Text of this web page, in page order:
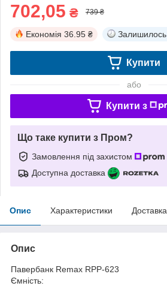
702,05 ₴ 739 ₴
Економія 36.95 ₴ Залишилось
Купити
або
Купити з
Що таке купити з Пром?
Замовлення під захистом
Доступна доставка
Опис Характеристики Доставка
Опис
Павербанк Remax RPP-623
Ємність: